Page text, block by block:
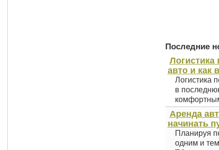
Последние
Логистика
авто и как
Логистика
в
Аренда
начинать
Планируя
одним и